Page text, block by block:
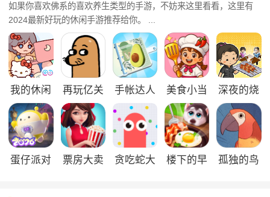
如果你喜欢佛系的喜欢养生类型的手游，不妨来这里看看，这里有
2024最新好玩的休闲手游推荐给你。 ...
我的休闲
时光官方
版
再玩亿关
官方版
手帐达人
美食小当
家官方版
深夜的烧
烤店官方
版
蛋仔派对
票房大卖
贪吃蛇大
楼下的早
孤独的鸟